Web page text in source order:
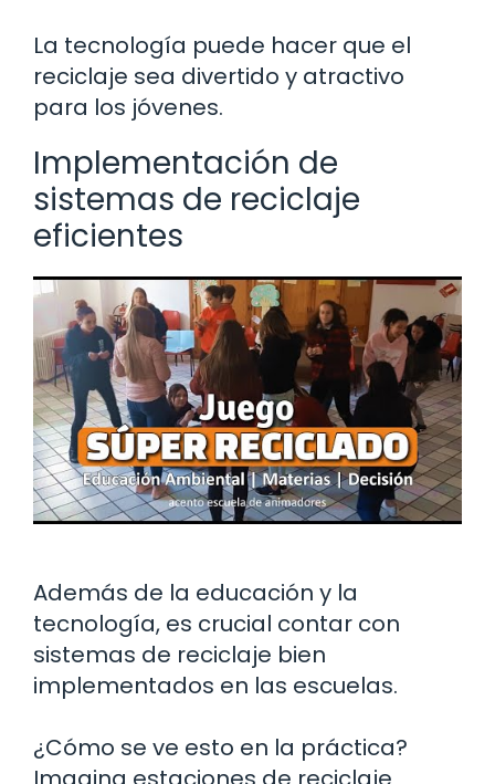
La tecnología puede hacer que el
reciclaje sea divertido y atractivo
para los jóvenes.
Implementación de
sistemas de reciclaje
eficientes
Además de la educación y la
tecnología, es crucial contar con
sistemas de reciclaje bien
implementados en las escuelas.
¿Cómo se ve esto en la práctica?